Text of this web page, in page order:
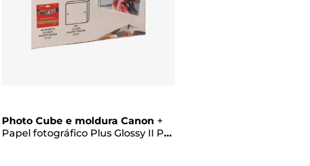
Photo Cube e moldura Canon +
Papel fotográfico Plus Glossy II PP-